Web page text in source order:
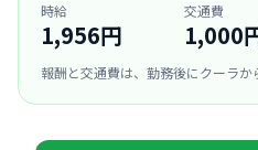
時給
1,956円
交通費
1,000
報酬と交通費は、勤務後にクーラか